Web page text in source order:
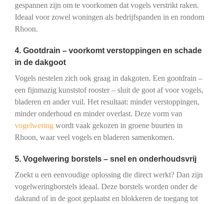
gespannen zijn om te voorkomen dat vogels verstrikt raken.
Ideaal voor zowel woningen als bedrijfspanden in en rondom
Rhoon.
4. Gootdrain – voorkomt verstoppingen en schade
in de dakgoot
Vogels nestelen zich ook graag in dakgoten. Een gootdrain –
een fijnmazig kunststof rooster – sluit de goot af voor vogels,
bladeren en ander vuil. Het resultaat: minder verstoppingen,
minder onderhoud en minder overlast. Deze vorm van
vogelweringwordt vaak gekozen in groene buurten in
Rhoon, waar veel vogels en bladeren samenkomen.
5. Vogelwering borstels – snel en onderhoudsvrij
Zoekt u een eenvoudige oplossing die direct werkt? Dan zijn
vogelweringborstels ideaal. Deze borstels worden onder de
dakrand of in de goot geplaatst en blokkeren de toegang tot